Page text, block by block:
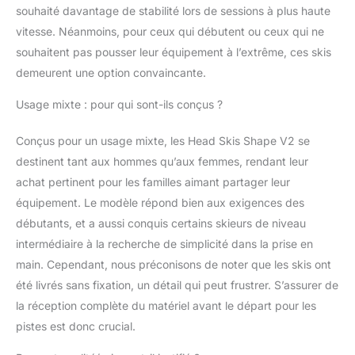
Conception légère: Les
matériaux LYT Tech
réduisent la fatigue et
permettent de skier
plus longtemps.
Veuillez noter que le ski
peut être utilisé
qu'avec des fixations
HEAD ou TYROLIA
spécifiques, qui
doivent être montées,
ajustées et vérifiées par
un revendeur de
matériel de sport
technicien agréé; la
garantie est nulle si les
souhaité davantage de stabilité lors de sessions à plus haute
vitesse. Néanmoins, pour ceux qui débutent ou ceux qui ne
souhaitent pas pousser leur équipement à l’extrême, ces skis
demeurent une option convaincante.
Usage mixte : pour qui sont-ils conçus ?
Conçus pour un usage mixte, les Head Skis Shape V2 se
destinent tant aux hommes qu’aux femmes, rendant leur
achat pertinent pour les familles aimant partager leur
équipement. Le modèle répond bien aux exigences des
débutants, et a aussi conquis certains skieurs de niveau
intermédiaire à la recherche de simplicité dans la prise en
main. Cependant, nous préconisons de noter que les skis ont
été livrés sans fixation, un détail qui peut frustrer. S’assurer de
la réception complète du matériel avant le départ pour les
pistes est donc crucial.